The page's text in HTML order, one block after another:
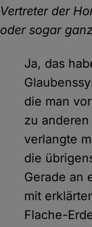
Vertreter der
oder sogar
Ja, das
die man
zu
verlangte
die
Gerade an
mit
Flache-